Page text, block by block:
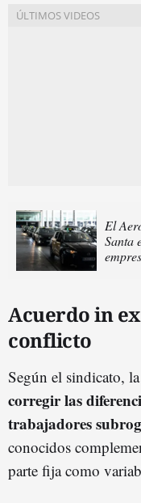
El
Santa
Acuerdo in
conflicto
Según el sindicato,
corregir las
trabajadores
conocidos
parte fija como